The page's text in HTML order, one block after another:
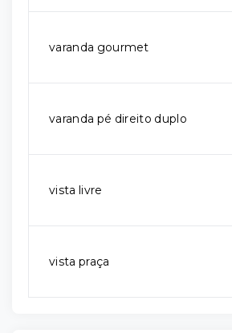
varanda gourmet
varanda pé direito duplo
vista livre
vista praça